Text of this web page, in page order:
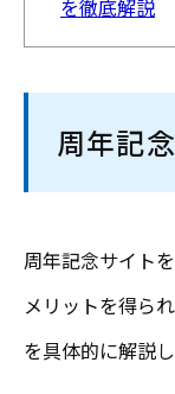
を徹底解説
周年記
周年記念サイト
メリットを得ら
を具体的に解説し